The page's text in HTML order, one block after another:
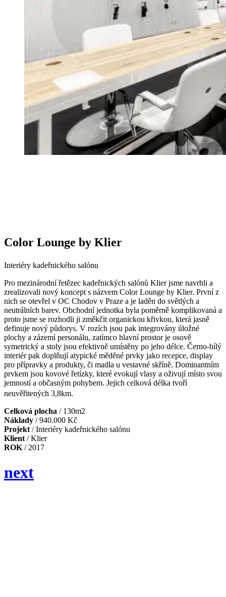
Color Lounge by Klier
Interiéry kadeřnického salónu
Pro mezinárodní řetězec kadeřnických salónů Klier jsme navrhli a
zrealizovali nový koncept s názvem Color Lounge by Klier. První z
nich se otevřel v OC Chodov v Praze a je laděn do světlých a
neutrálních barev. Obchodní jednotka byla poměrně komplikovaná a
proto jsme se rozhodli ji změkčit organickou křivkou, která jasně
definuje nový půdorys. V rozích jsou pak integrovány úložné
plochy a zázemí personálu, zatímco hlavní prostor je osově
symetrický a stoly jsou efektivně umístěny po jeho délce. Černo-bílý
interiér pak doplňují atypické měděné prvky jako recepce, display
pro přípravky a produkty, či madla u vestavné skříně. Dominantním
prvkem jsou kovové řetízky, které evokují vlasy a oživují místo svou
jemností a občasným pohybem. Jejich celková délka tvoří
neuvěřitených 3,8km.
Celková plocha / 130m2
Náklady / 940.000 Kč
Projekt / Interiéry kadeřnického salónu
Klient / Klier
ROK / 2017
next